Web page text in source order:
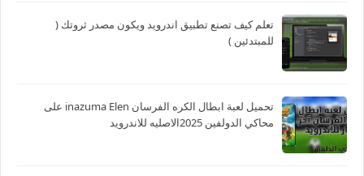
تعلم كيف تصنع تطبيق اندرويد ويكون مصدر ثروتك (
للمبتدئين )
تحميل لعبة ابطال الكره الفرسان inazuma Elen على
محاكي الدولفين 2025الاصليه للاندرويد